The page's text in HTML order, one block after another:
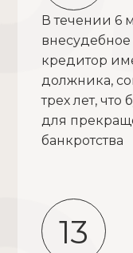
В течении 6
внесудебное
кредитор
должника,
трех лет, что
для
банкротства
13